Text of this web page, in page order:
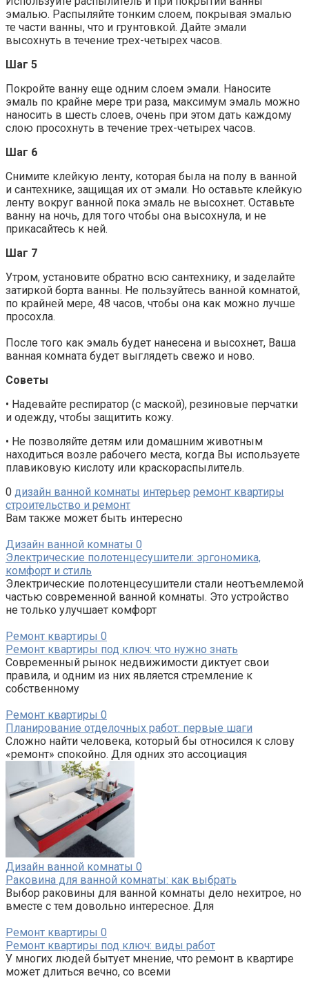
эмалью. Распыляйте тонким слоем, покрывая эмалью
те части ванны, что и грунтовкой. Дайте эмали
высохнуть в течение трех-четырех часов.
Шаг 5
Покройте ванну еще одним слоем эмали. Наносите
эмаль по крайне мере три раза, максимум эмаль можно
наносить в шесть слоев, очень при этом дать каждому
слою просохнуть в течение трех-четырех часов.
Шаг 6
Снимите клейкую ленту, которая была на полу в ванной
и сантехнике, защищая их от эмали. Но оставьте клейкую
ленту вокруг ванной пока эмаль не высохнет. Оставьте
ванну на ночь, для того чтобы она высохнула, и не
прикасайтесь к ней.
Шаг 7
Утром, установите обратно всю сантехнику, и заделайте
затиркой борта ванны. Не пользуйтесь ванной комнатой,
по крайней мере, 48 часов, чтобы она как можно лучше
просохла.
После того как эмаль будет нанесена и высохнет, Ваша
ванная комната будет выглядеть свежо и ново.
Советы
• Надевайте респиратор (с маской), резиновые перчатки
и одежду, чтобы защитить кожу.
• Не позволяйте детям или домашним животным
находиться возле рабочего места, когда Вы используете
плавиковую кислоту или краскораспылитель.
0 дизайн ванной комнаты интерьер ремонт квартиры
строительство и ремонт
Вам также может быть интересно
Дизайн ванной комнаты 0
Электрические полотенцесушители: эргономика,
комфорт и стиль
Электрические полотенцесушители стали неотъемлемой
частью современной ванной комнаты. Это устройство
не только улучшает комфорт
Ремонт квартиры 0
Ремонт квартиры под ключ: что нужно знать
Современный рынок недвижимости диктует свои
правила, и одним из них является стремление к
собственному
Ремонт квартиры 0
Планирование отделочных работ: первые шаги
Сложно найти человека, который бы относился к слову
«ремонт» спокойно. Для одних это ассоциация
Дизайн ванной комнаты 0
Раковина для ванной комнаты: как выбрать
Выбор раковины для ванной комнаты дело нехитрое, но
вместе с тем довольно интересное. Для
Ремонт квартиры 0
Ремонт квартиры под ключ: виды работ
У многих людей бытует мнение, что ремонт в квартире
может длиться вечно, со всеми